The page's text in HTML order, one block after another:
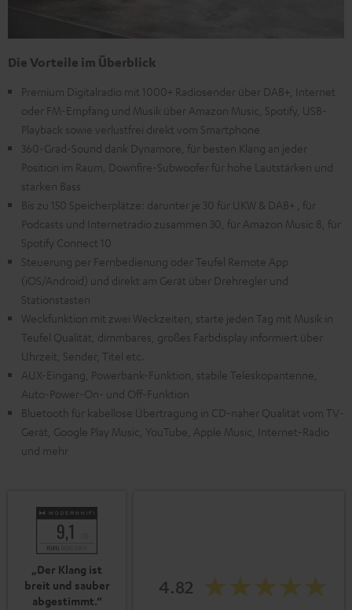
Die Vorteile im Überblick
Premium Digitalradio mit 1000+ Radiosender über DAB+, Internet
oder FM-Empfang und Musik über Amazon Music, Spotify, USB-
Playback sowie verlustfrei direkt vom Smartphone
360-Grad-Sound dank Dynamore, für besten Klang an jeder
Position im Raum, Downfire-Subwoofer für hohe Lautstärken und
starken Bass
Bis zu 150 Speicherplätze: darunter je 30 für UKW & DAB+ , für
Podcasts und Internetradio zusammen 30, für Amazon Music 8, für
Spotify Connect 10
Steuerung per Fernbedienung oder Teufel Remote App
(iOS/Android) und direkt am Gerät über Drehregler und
Stationstasten
Weckfunktion mit zwei Weckzeiten, starte jeden Tag mit Musik in
Teufel Qualität, dimmbares, großes Farbdisplay informiert über
Uhrzeit, Sender, Titel etc.
AUX-Eingang, Powerbank-Funktion, stabile Teleskopantenne,
Auto-Power-On- und Off-Funktion
Bluetooth für kabellose Übertragung in CD-naher Qualität vom TV-
Gerät, Google Play Music, YouTube, Apple Music, Internet-Radio
und mehr
„Der Klang ist
breit und sauber
abgestimmt.“
4.82